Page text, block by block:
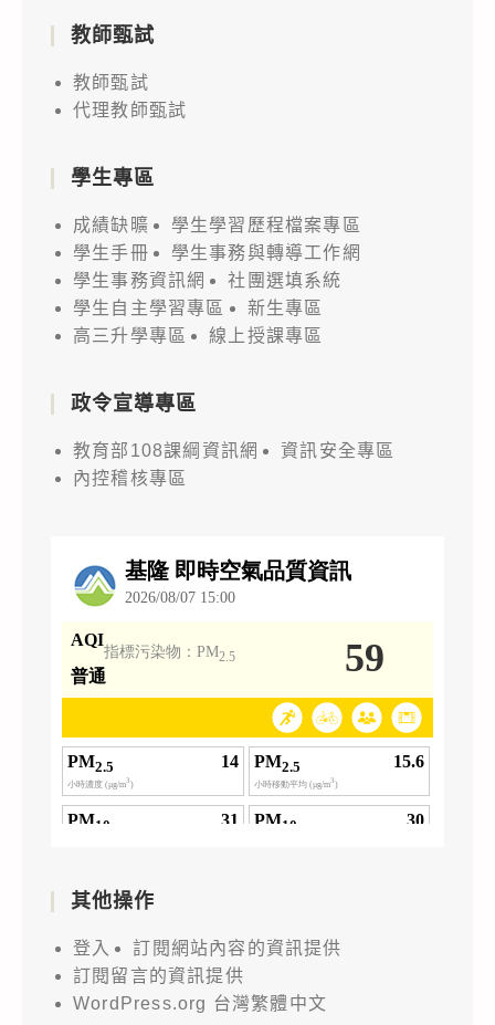
教師甄試
教師甄試
代理教師甄試
學生專區
成績缺曠
學生學習歷程檔案專區
學生手冊
學生事務與轉導工作網
學生事務資訊網
社團選填系統
學生自主學習專區
新生專區
高三升學專區
線上授課專區
政令宣導專區
教育部108課綱資訊網
資訊安全專區
內控稽核專區
其他操作
登入
訂閱網站內容的資訊提供
訂閱留言的資訊提供
WordPress.org 台灣繁體中文